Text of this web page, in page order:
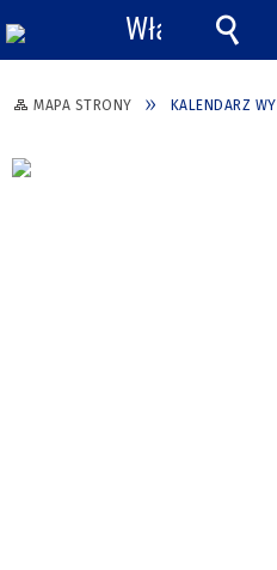
MAPA STRONY KALENDARZ
Włącz